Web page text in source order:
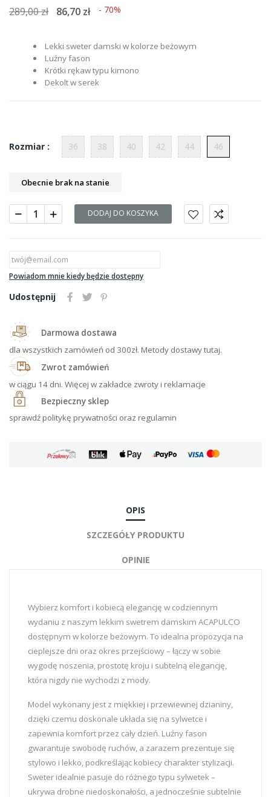
289,00 zł 86,70 zł - 70%
Lekki sweter damski w kolorze beżowym
Luźny fason
Krótki rękaw typu kimono
Dekolt w serek
Rozmiar : 36 38 40 42 44 46
Obecnie brak na stanie
DODAJ DO KOSZYKA
Powiadom mnie kiedy będzie dostępny
Udostępnij
Darmowa dostawa
dla wszystkich zamówień od 300zł. Metody dostawy tutaj.
Zwrot zamówień
w ciągu 14 dni. Więcej w zakładce zwroty i reklamacje
Bezpieczny sklep
sprawdź politykę prywatności oraz regulamin
OPIS
SZCZEGÓŁY PRODUKTU
OPINIE
Wybierz komfort i kobiecą elegancję w codziennym
wydaniu z naszym lekkim swetrem damskim ACAPULCO
dostępnym w kolorze beżowym. To idealna propozycja na
cieplejsze dni oraz okres przejściowy – łączy w sobie
wygodę noszenia, prostotę kroju i subtelną elegancję,
która nigdy nie wychodzi z mody.
Model wykonany jest z miękkiej i przewiewnej dzianiny,
dzięki czemu doskonale układa się na sylwetce i
zapewnia komfort przez cały dzień. Luźny fason
gwarantuje swobodę ruchów, a zarazem prezentuje się
stylowo i lekko, podkreślając kobiecy charakter stylizacji.
Sweter idealnie pasuje do różnego typu sylwetek –
ukrywa drobne niedoskonałości, a jednocześnie subtelnie